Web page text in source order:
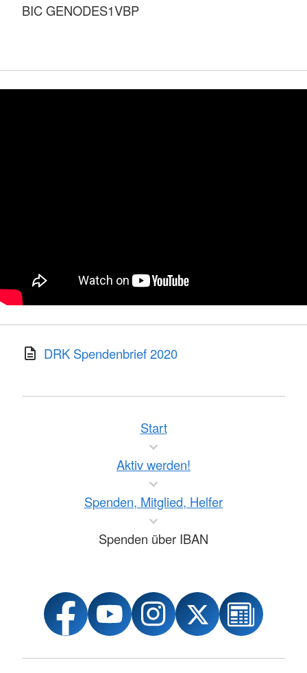
BIC GENODES1VBP
DRK Spendenbrief 2020
Start
Aktiv werden!
Spenden, Mitglied, Helfer
Spenden über IBAN